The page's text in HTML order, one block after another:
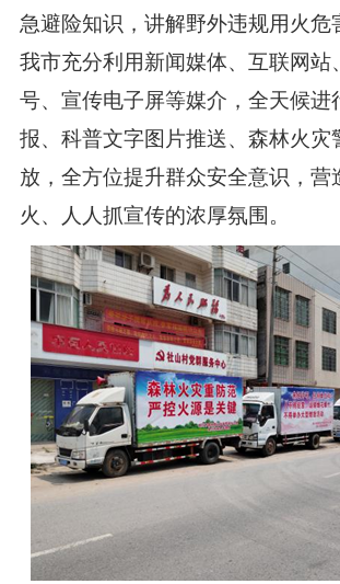
急避险知识，讲解野外违规用火危
我市充分利用新闻媒体、互联网站
号、宣传电子屏等媒介，全天候进
报、科普文字图片推送、森林火灾
放，全方位提升群众安全意识，营
火、人人抓宣传的浓厚氛围。